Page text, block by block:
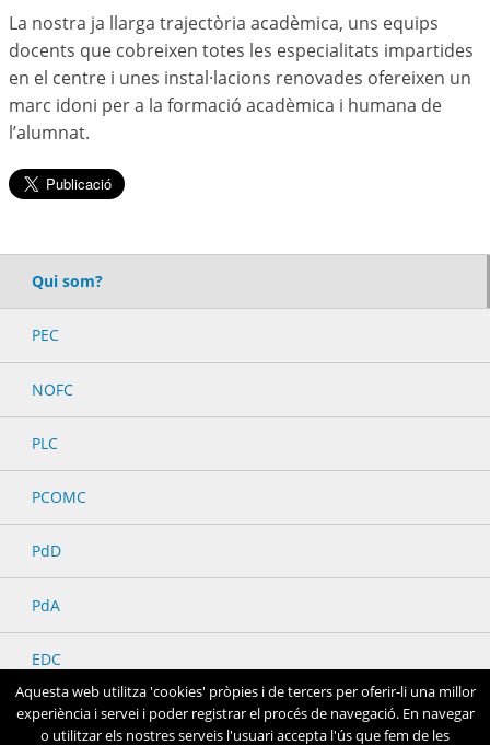
La nostra ja llarga trajectòria acadèmica, uns equips
docents que cobreixen totes les especialitats impartides
en el centre i unes instal·lacions renovades ofereixen un
marc idoni per a la formació acadèmica i humana de
l’alumnat.
Qui som?
PEC
NOFC
PLC
PCOMC
PdD
PdA
EDC
Aquesta web utilitza 'cookies' pròpies i de tercers per oferir-li una millor
experiència i servei i poder registrar el procés de navegació. En navegar
o utilitzar els nostres serveis l'usuari accepta l'ús que fem de les